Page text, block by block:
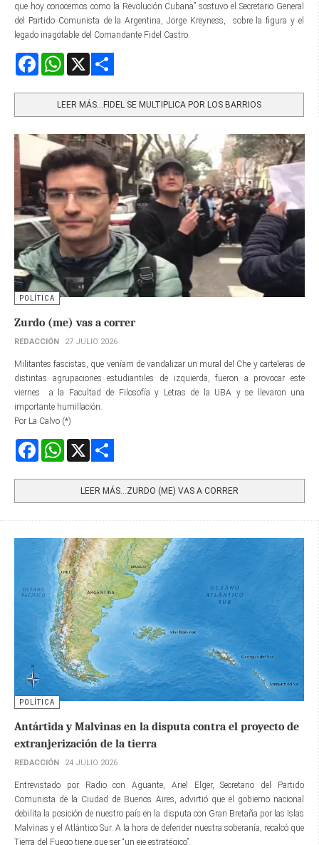
que hoy conocemos como la Revolución Cubana” sostuvo el Secretario General
del Partido Comunista de la Argentina, Jorge Kreyness, sobre la figura y el
legado inagotable del Comandante Fidel Castro.
FacebookWhatsApp
LEER MÁS…FIDEL SE MULTIPLICA POR LOS BARRIOS
POLÍTICA
Zurdo (me) vas a correr
REDACCIÓN 27 JULIO 2026
Militantes fascistas, que veníam de vandalizar un mural del Che y carteleras de
distintas agrupaciones estudiantiles de izquierda, fueron a provocar este
viernes a la Facultad de Filosofía y Letras de la UBA y se llevaron una
importante humillación.
Por La Calvo (*)
FacebookWhatsApp
LEER MÁS…ZURDO (ME) VAS A CORRER
POLÍTICA
Antártida y Malvinas en la disputa contra el proyecto de
extranjerización de la tierra
REDACCIÓN 24 JULIO 2026
Entrevistado por Radio con Aguante, Ariel Elger, Secretario del Partido
Comunista de la Ciudad de Buenos Aires, advirtió que el gobierno nacional
debilita la posición de nuestro país en la disputa con Gran Bretaña por las Islas
Malvinas y el Atlántico Sur. A la hora de defender nuestra soberanía, recalcó que
Tierra del Fuego tiene que ser “un eje estratégico”.